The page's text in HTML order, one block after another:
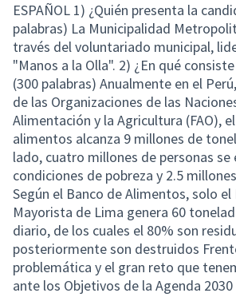
ESPAÑOL 1) ¿Quién presenta la
palabras) La Municipalidad
través del voluntariado municipal,
"Manos a la Olla". 2) ¿En qué
(300 palabras) Anualmente en el
de las Organizaciones de las
Alimentación y la Agricultura (FAO),
alimentos alcanza 9 millones de
lado, cuatro millones de personas se
condiciones de pobreza y 2.5
Según el Banco de Alimentos, solo el
Mayorista de Lima genera 60
diario, de los cuales el 80% son
posteriormente son destruidos
problemática y el gran reto que
ante los Objetivos de la Agenda